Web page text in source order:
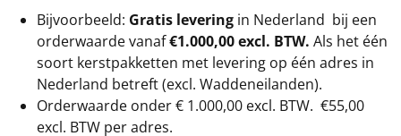
Bijvoorbeeld: Gratis levering in Nederland bij een
orderwaarde vanaf€1.000,00 excl. BTW. Als het één
soort kerstpakketten met levering op één adres in
Nederland betreft (excl. Waddeneilanden).
Orderwaarde onder € 1.000,00 excl. BTW. €55,00
excl. BTW per adres.